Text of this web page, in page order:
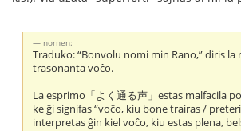
nornen:
Traduko: “Bonvolu nomi min Rano,” diris la
trasonanta voĉo.
La esprimo「よく通る声」estas malfacila
ke ĝi signifas “voĉo, kiu bone trairas /
interpretas ĝin kiel voĉo, kiu estas plena,